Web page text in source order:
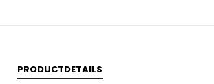
PRODUCTDETAILS